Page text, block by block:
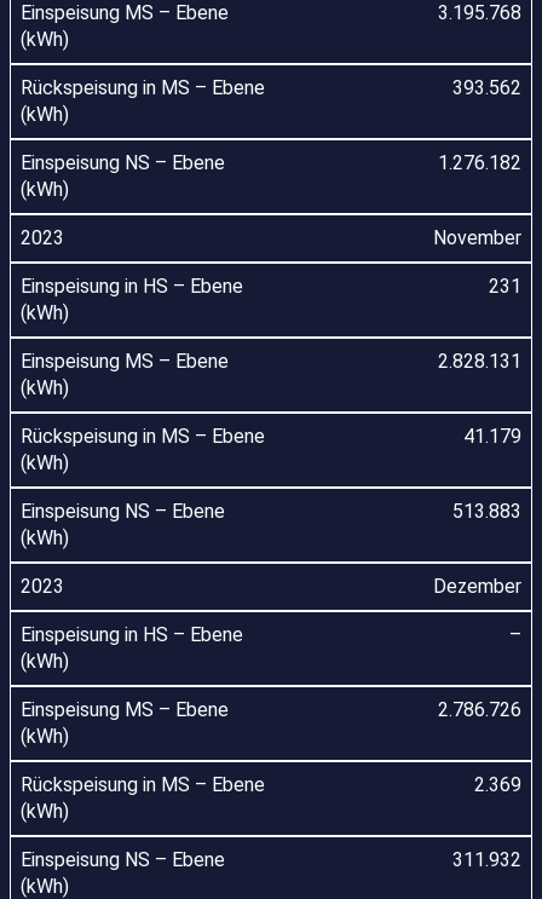
3.195.768
393.562
1.276.182
November
231
2.828.131
41.179
513.883
Dezember
–
2.786.726
2.369
311.932